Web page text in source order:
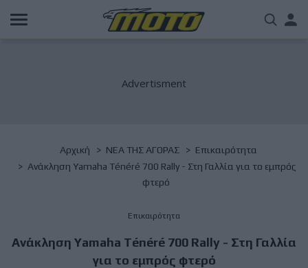
Παράκαμψη
προς
Breadcrumb
Αρχική NΕΑ ΤΗΣ ΑΓΟΡΑΣ
Επικαιρότητα
Ανάκληση Yamaha Ténéré 700 Rally - Στη Γαλλία για το εμπρός
φτερό
Επικαιρότητα
Ανάκληση Yamaha Ténéré 700 Rally - Στη Γαλλία
για το εμπρός φτερό